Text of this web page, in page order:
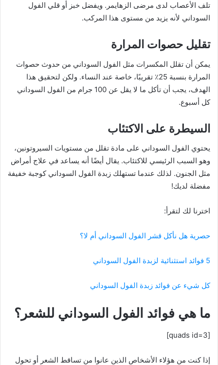
تلف الأعصاب لدى مرضى الزهايمر. ويفضل خبز أو قلي الفول
السوداني لأنه يزيد من مستوى هذا المركب.
تقليل حصوات المرارة
يمكن أن تقلل المكسرات مثل الفول السوداني من حدوث حصوات
المرارة بنسبة 25٪ تقريبًا، خاصة عند النساء. ولكن لتحقيق هذا
الهدف، يجب أن تأكل ما لا يقل عن 100 جرام من الفول السوداني
كل أسبوع.
السيطرة على الاكتئاب
يحتوي الفول السوداني على مادة تقلل من مستويات السيروتونين،
وهو السبب الرئيسي للاكتئاب. يقال أيضًا أنه يساعد في علاج أمراض
مثل الجنون. لذلك عندما تستهلك زبدة الفول السوداني كوجبة خفيفة
مفضلة لديك!
اخترنا لك لتقرأ:
حصرية هل نأكل قشر الفول السوداني أم لا؟
5 فوائد استثنائية لزبدة الفول السوداني
كل شيء عن فوائد زبدة الفول السوداني
ما هي فوائد الفول السوداني للشعر؟
[quads id=3]
إذا كنت من هؤلاء الأشخاص الذين عانوا من تساقط الشعر أو تحول